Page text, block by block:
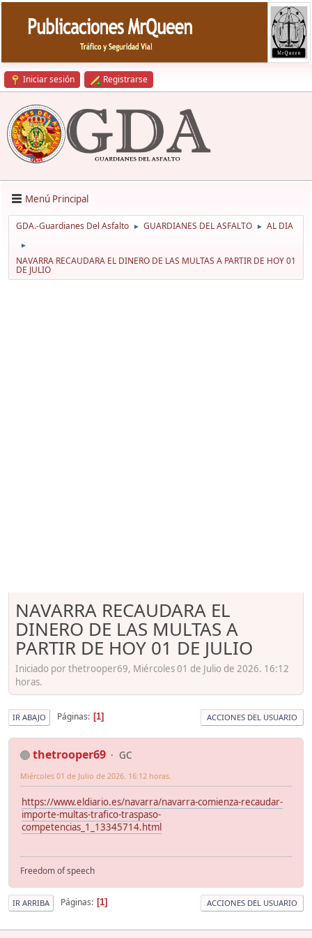
Iniciar sesión Registrarse
Menú Principal
GDA.-Guardianes Del Asfalto ► GUARDIANES DEL ASFALTO ► AL DIA
►
NAVARRA RECAUDARA EL DINERO DE LAS MULTAS A PARTIR DE HOY 01
DE JULIO
NAVARRA RECAUDARA EL
DINERO DE LAS MULTAS A
PARTIR DE HOY 01 DE JULIO
Iniciado por thetrooper69, Miércoles 01 de Julio de 2026. 16:12
horas.
IR ABAJO Páginas 1 ACCIONES DEL USUARIO
thetrooper69 GC
Miércoles 01 de Julio de 2026. 16:12 horas.
https://www.eldiario.es/navarra/navarra-comienza-recaudar-
importe-multas-trafico-traspaso-
competencias_1_13345714.html
Freedom of speech
IR ARRIBA Páginas 1 ACCIONES DEL USUARIO